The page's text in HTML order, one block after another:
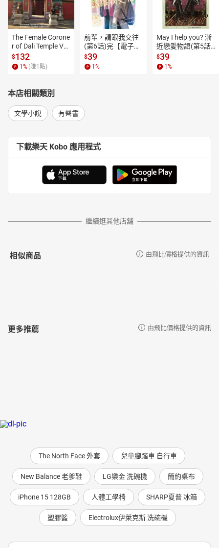
The Female Corone
r of Dali Temple Vo
l.6【有聲書】
$132
1 % (賺1 點)
前輩，請跟我交往
(第6話)完【電子
書】
$39
1 %
May I help you? 漸
近戀愛物語(第5話)
【電子書】
$39
1 %
本店相關類別
文學小說 有聲書
下載樂天 Kobo 應用程式
繼續逛其他店舖
相似商品 由飛比價格提供的資訊
更多推薦 由飛比價格提供的資訊
The North Face 外套 兒童腳踏車 自行車
New Balance 老爹鞋 LG樂金 洗碗機 簡約桌布
iPhone 15 128GB 人體工學椅 SHARP夏普 冰箱
塑膠籃 Electrolux伊萊克斯 洗碗機